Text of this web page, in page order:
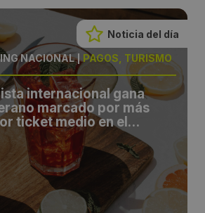
NACIONAL|PAGOS, TURISMO
internacional gana
marcado por más
ticket medio en el
Noticia del día